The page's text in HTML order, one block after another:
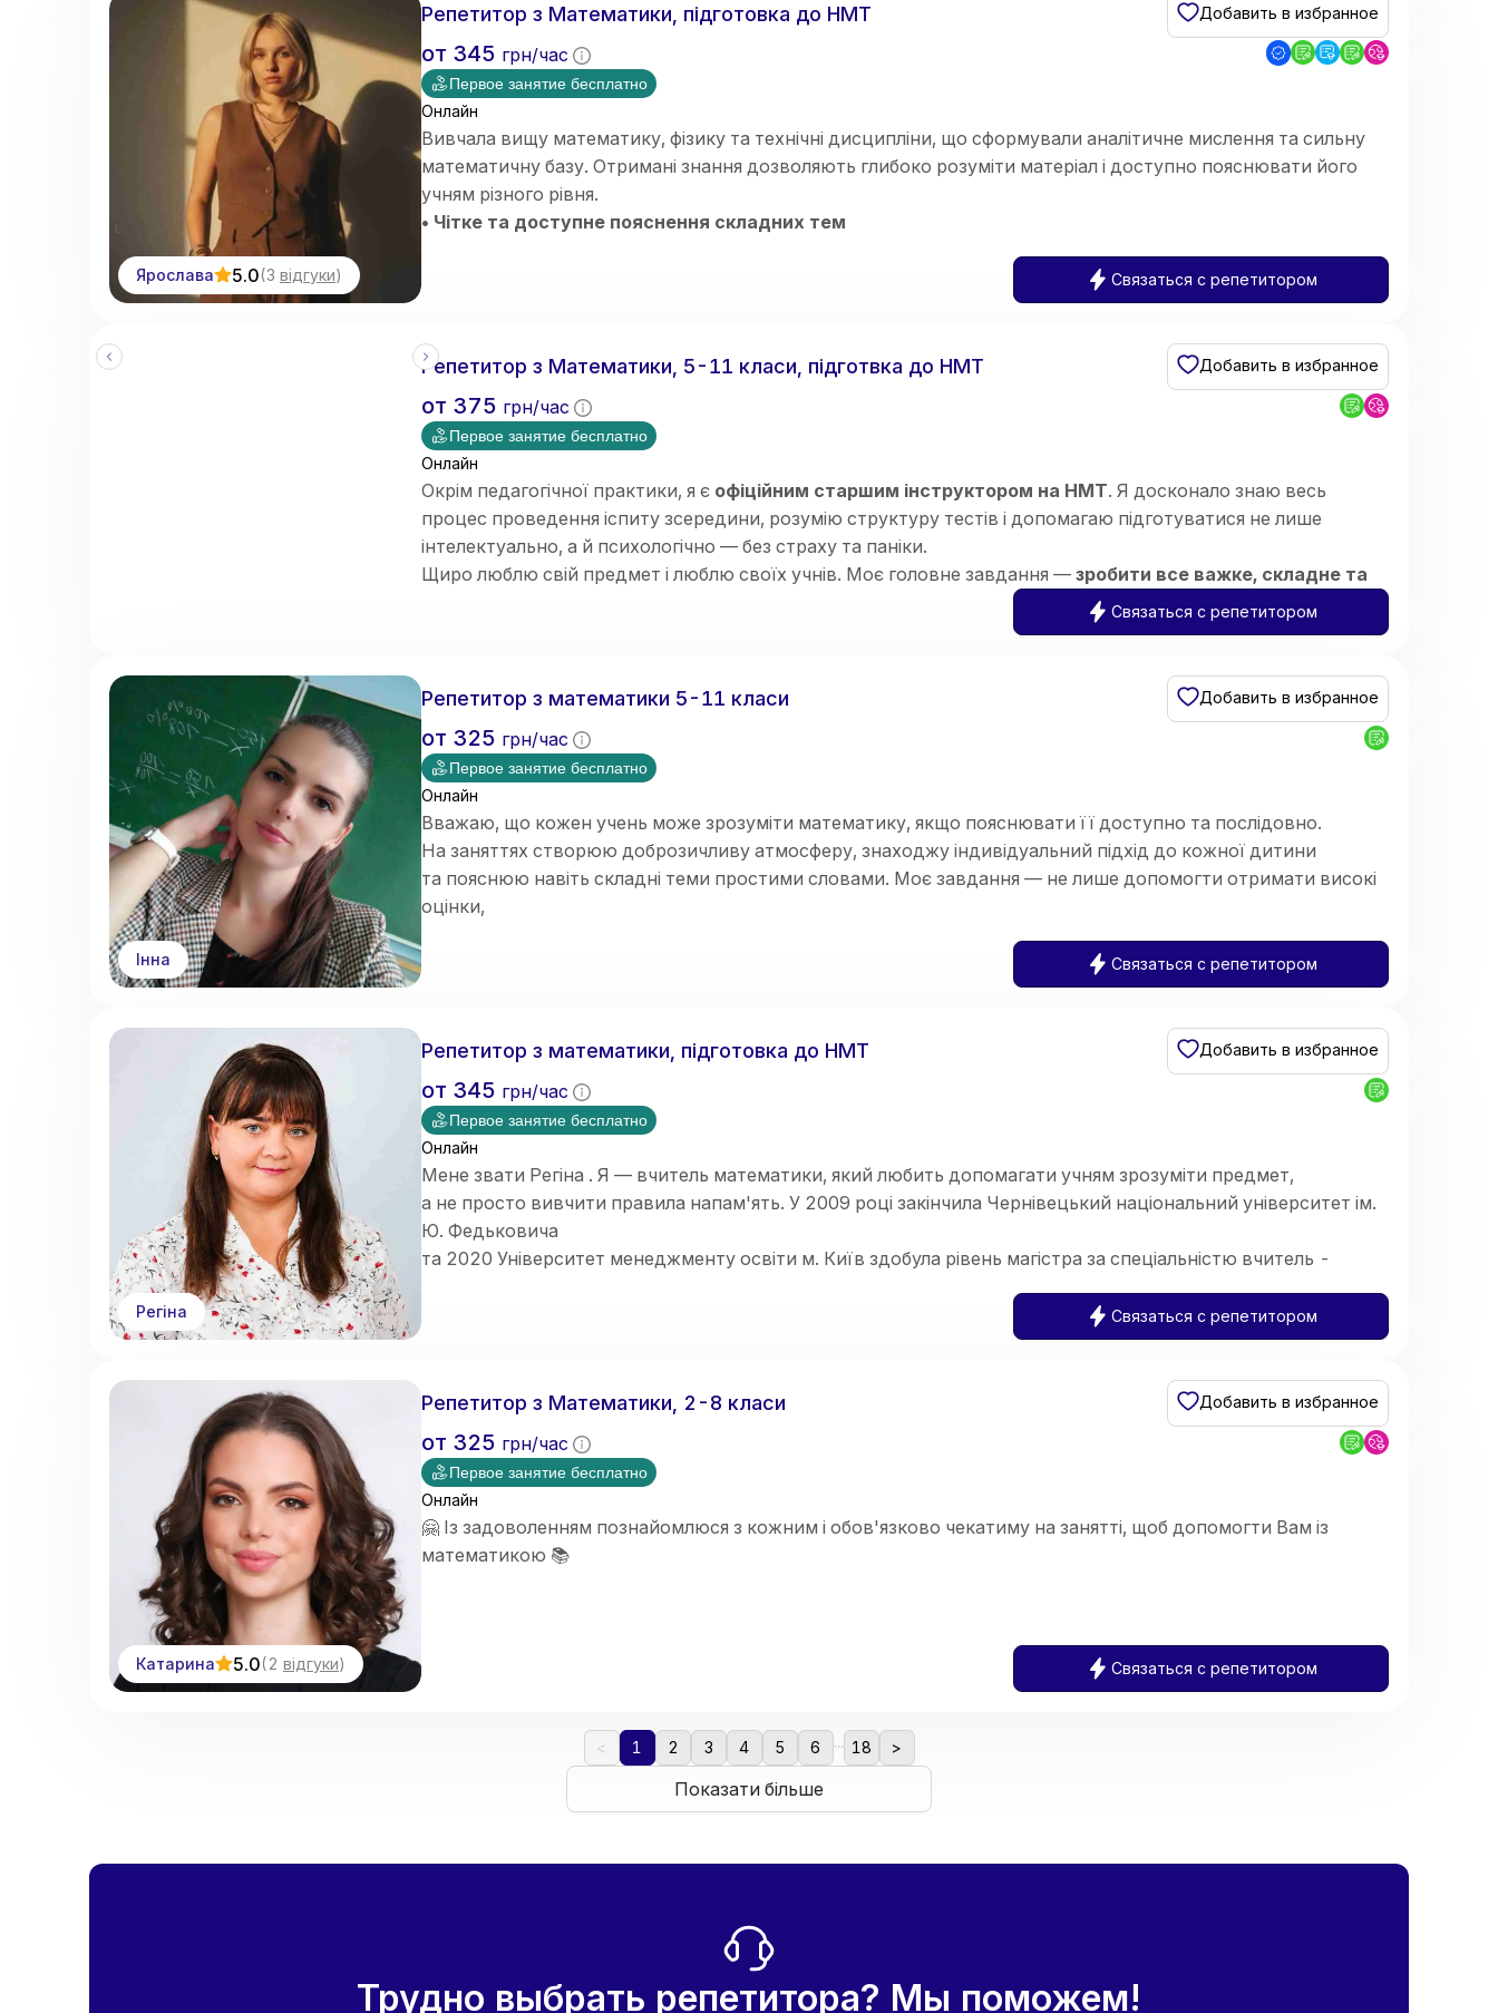
Ярослава 5.0(3 відгуки)
Репетитор з Математики, підготовка до НМТ Добавить в избранное
от 345 грн/час
Первое занятие бесплатно
Онлайн
Вивчала вищу математику, фізику та технічні дисципліни, що сформували аналітичне мислення та сильну
математичну базу. Отримані знання дозволяють глибоко розуміти матеріал і доступно пояснювати його
учням різного рівня.
• Чітке та доступне пояснення складних тем
• Орієнтація на результат і прогрес учнів
Связаться с репетитором
Репетитор з Математики, 5-11 класи, підготвка до НМТ Добавить в избранное
от 375 грн/час
Первое занятие бесплатно
Онлайн
Окрім педагогічної практики, я є офіційним старшим інструктором на НМТ. Я досконало знаю весь
процес проведення іспиту зсередини, розумію структуру тестів і допомагаю підготуватися не лише
інтелектуально, а й психологічно — без страху та паніки.
Щиро люблю свій предмет і люблю своїх учнів. Моє головне завдання — зробити все важке, складне та
страшне в математиці легким, простим і зрозумілим для вашої дитини
Кожне наше заняття будується за чіткою, перевіреною роками системою:
Связаться с репетитором
Інна
Репетитор з математики 5-11 класи Добавить в избранное
от 325 грн/час
Первое занятие бесплатно
Онлайн
Вважаю, що кожен учень може зрозуміти математику, якщо пояснювати її доступно та послідовно.
На заняттях створюю доброзичливу атмосферу, знаходжу індивідуальний підхід до кожної дитини
та пояснюю навіть складні теми простими словами. Моє завдання — не лише допомогти отримати високі
оцінки,
Маю 4 роки педагогічного стажу. Працюю вчителем математики в закладі загальної середньої освіти.
Також маю досвід проведення індивідуальних занять з учнями. Працюю з учнями 5–11 класів,
оцінювання.
Связаться с репетитором
Регіна
Репетитор з математики, підготовка до НМТ Добавить в избранное
от 345 грн/час
Первое занятие бесплатно
Онлайн
Мене звати Регіна . Я — вчитель математики, який любить допомагати учням зрозуміти предмет,
а не просто вивчити правила напам'ять. У 2009 році закінчила Чернівецький національний університет ім.
Ю. Федьковича
та 2020 Університет менеджменту освіти м. Київ здобула рівень магістра за спеціальністю вчитель -
Связаться с репетитором
Катарина 5.0(2 відгуки)
Репетитор з Математики, 2-8 класи Добавить в избранное
от 325 грн/час
Первое занятие бесплатно
Онлайн
🤗 Із задоволенням познайомлюся з кожним і обов'язково чекатиму на занятті, щоб допомогти Вам із
математикою 📚
Связаться с репетитором
< 1 2 3 4 5 6 ... 18 >
Показати більше
Трудно выбрать репетитора? Мы поможем!